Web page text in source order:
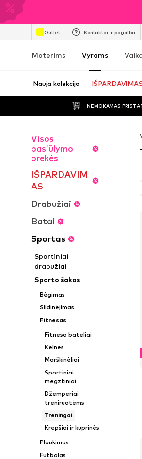
Outlet Kontaktai ir pagalba
Moterims Vyrams
Nauja kolekcija IŠPARDAVIMAS
NEMOKAMAS
Visos
pasiūlymo
prekės
IŠPARDAVIM
AS
Drabužiai
Batai
Sportas
Sportiniai
drabužiai
Sporto šakos
Bėgimas
Slidinėjimas
Fitnesas
Fitneso bateliai
Kelnės
Marškinėliai
Sportiniai
megztiniai
Džemperiai
treniruotėms
Treningai
Krepšiai ir kuprinės
Plaukimas
Futbolas